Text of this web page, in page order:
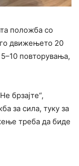
положба со
движењето 20
повторувања,
брзајте“,
за сила, туку за
треба да биде